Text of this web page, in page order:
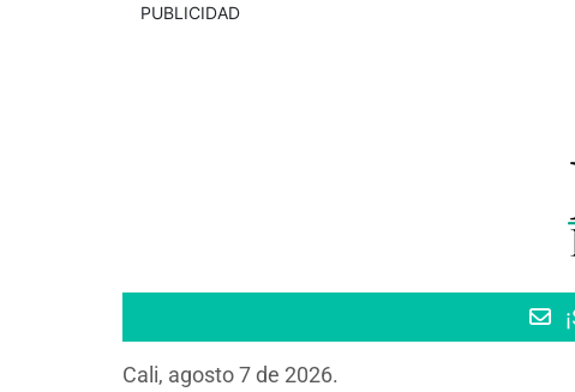
PUBLICIDAD
Cali, agosto 7 de 2026.